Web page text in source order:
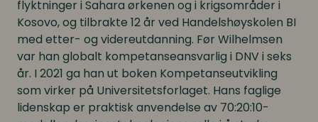
flyktninger i Sahara ørkenen og i krigsområder i
Kosovo, og tilbrakte 12 år ved Handelshøyskolen BI
med etter- og videreutdanning. Før Wilhelmsen
var han globalt kompetanseansvarlig i DNV i seks
år. I 2021 ga han ut boken Kompetanseutvikling
som virker på Universitetsforlaget. Hans faglige
lidenskap er praktisk anvendelse av 70:20:10-